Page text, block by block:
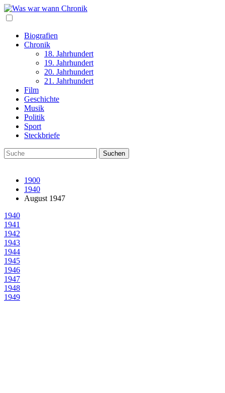
Biografien
Chronik
18. Jahrhundert
19. Jahrhundert
20. Jahrhundert
21. Jahrhundert
Film
Geschichte
Musik
Politik
Sport
Steckbriefe
1900
1940
August 1947
1940
1941
1942
1943
1944
1945
1946
1947
1948
1949